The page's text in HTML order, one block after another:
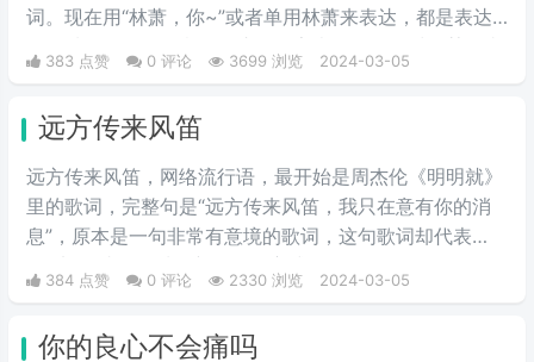
词。现在用“林萧，你~”或者单用林萧来表达，都是表达
情评判的时候运用的非常巧妙，就传说中的说话，不带脏
383 点赞 0 评论 3699 浏览 2024-03-05
远方传来风笛
远方传来风笛，网络流行语，最开始是周杰伦《明明就》
里的歌词，完整句是“远方传来风笛，我只在意有你的消
息”，原本是一句非常有意境的歌词，这句歌词却代表
384 点赞 0 评论 2330 浏览 2024-03-05
你的良心不会痛吗